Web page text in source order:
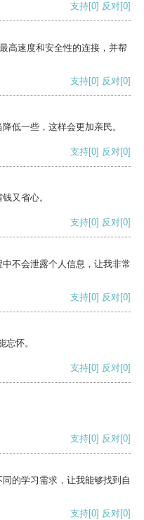
支持[0] 反对[0]
高速度和安全性的连接，并帮
支持[0] 反对[0]
低一些，这样会更加亲民。
支持[0] 反对[0]
又省心。
支持[0] 反对[0]
不会泄露个人信息，让我非常
支持[0] 反对[0]
怀。
支持[0] 反对[0]
支持[0] 反对[0]
的学习需求，让我能够找到自
支持[0] 反对[0]